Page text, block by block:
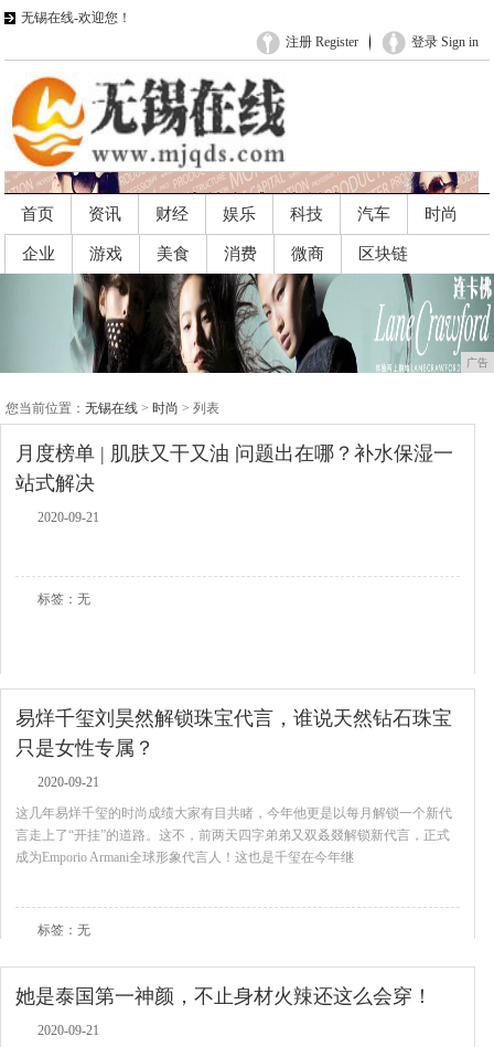
无锡在线-欢迎您！
登录 Sign in
注册 Register
首页 资讯 财经 娱乐 科技 汽车 时尚
企业 游戏 美食 消费 微商 区块链
广告
您当前位置： 无锡在线 > 时尚 > 列表
月度榜单 | 肌肤又干又油 问题出在哪？补水保湿一
站式解决
2020-09-21
标签：无
易烊千玺刘昊然解锁珠宝代言，谁说天然钻石珠宝
只是女性专属？
2020-09-21
这几年易烊千玺的时尚成绩大家有目共睹，今年他更是以每月解锁一个新代
言走上了“开挂”的道路。这不，前两天四字弟弟又双叒叕解锁新代言，正式
成为Emporio Armani全球形象代言人！这也是千玺在今年继
标签：无
她是泰国第一神颜，不止身材火辣还这么会穿！
2020-09-21